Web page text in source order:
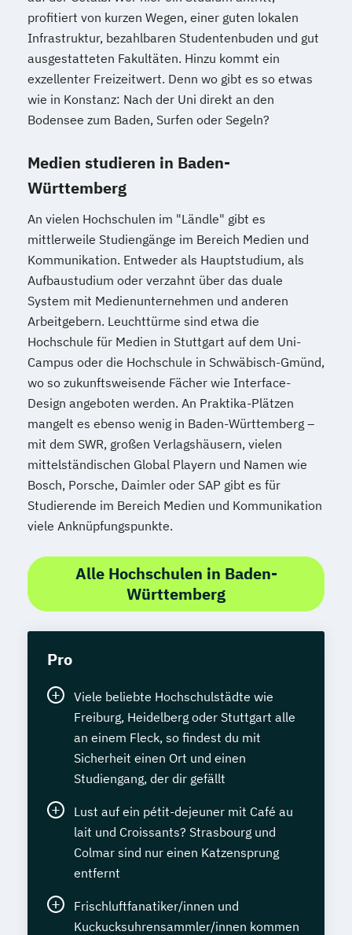
profitiert von kurzen Wegen, einer guten lokalen
Infrastruktur, bezahlbaren Studentenbuden und gut
ausgestatteten Fakultäten. Hinzu kommt ein
exzellenter Freizeitwert. Denn wo gibt es so etwas
wie in Konstanz: Nach der Uni direkt an den
Bodensee zum Baden, Surfen oder Segeln?
Medien studieren in Baden-
Württemberg
An vielen Hochschulen im "Ländle" gibt es
mittlerweile Studiengänge im Bereich Medien und
Kommunikation. Entweder als Hauptstudium, als
Aufbaustudium oder verzahnt über das duale
System mit Medienunternehmen und anderen
Arbeitgebern. Leuchttürme sind etwa die
Hochschule für Medien in Stuttgart auf dem Uni-
Campus oder die Hochschule in Schwäbisch-Gmünd,
wo so zukunftsweisende Fächer wie Interface-
Design angeboten werden. An Praktika-Plätzen
mangelt es ebenso wenig in Baden-Württemberg –
mit dem SWR, großen Verlagshäusern, vielen
mittelständischen Global Playern und Namen wie
Bosch, Porsche, Daimler oder SAP gibt es für
Studierende im Bereich Medien und Kommunikation
viele Anknüpfungspunkte.
Alle Hochschulen in Baden-
Württemberg
Pro
Viele beliebte Hochschulstädte wie
Freiburg, Heidelberg oder Stuttgart alle
an einem Fleck, so findest du mit
Sicherheit einen Ort und einen
Studiengang, der dir gefällt
Lust auf ein pétit-dejeuner mit Café au
lait und Croissants? Strasbourg und
Colmar sind nur einen Katzensprung
entfernt
Frischluftfanatiker/innen und
Kuckucksuhrensammler/innen kommen